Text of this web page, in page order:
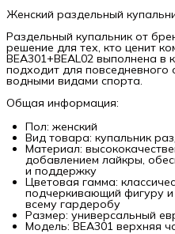
Женский раздельный
Раздельный купальник от
решение для тех, кто ценит
BEA301+BEAL02 выполнена в
подходит для
водными видами спорта.
Общая информация:
Пол: женский
Вид товара: купальник
Материал:
добавлением лайкры,
и поддержку
Цветовая гамма:
подчеркивающий фигуру
всему гардеробу
Размер: универсальный
Модель: BEA301 верхняя